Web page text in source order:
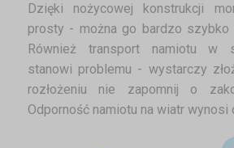
Dzięki nożycowej konstrukcji
prosty - można go bardzo szybko
Również transport namiotu w
stanowi problemu - wystarczy
rozłożeniu nie zapomnij o
Odporność namiotu na wiatr wynosi